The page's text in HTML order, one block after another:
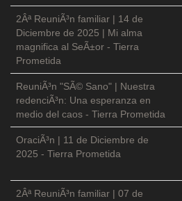
2Âª ReuniÃ³n familiar | 14 de
Diciembre de 2025 | Mi alma
magnifica al SeÃ±or - Tierra
Prometida
ReuniÃ³n "SÃ© Sano" | Nuestra
redenciÃ³n: Una esperanza en
medio del caos - Tierra Prometida
OraciÃ³n | 11 de Diciembre de
2025 - Tierra Prometida
2Âª ReuniÃ³n familiar | 07 de